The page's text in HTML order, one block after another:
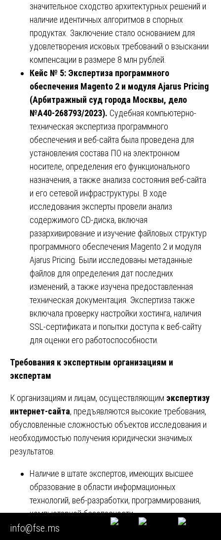
значительное сходство архитектурных решений и
наличие идентичных алгоритмов в спорных
продуктах. Заключение стало основанием для
удовлетворения исковых требований о взыскании
компенсации в размере 8 млн рублей.
Кейс № 5: Экспертиза программного
обеспечения Magento 2 и модуля Ajarus Pricing
(Арбитражный суд города Москвы, дело
№А40-268793/2023). Судебная компьютерно-
техническая экспертиза программного
обеспечения и веб-сайта была проведена для
установления состава ПО на электронном
носителе, определения его функционального
назначения, а также анализа состояния веб-сайта
и его сетевой инфраструктуры. В ходе
исследования эксперты провели анализ
содержимого CD-диска, включая
разархивирование и изучение файловых структур
программного обеспечения Magento 2 и модуля
Ajarus Pricing. Были исследованы метаданные
файлов для определения дат последних
изменений, а также изучена предоставленная
техническая документация. Экспертиза также
включала проверку настройки хостинга, наличия
SSL-сертификата и попытки доступа к веб-сайту
для оценки его работоспособности.
Требования к экспертным организациям и
экспертам
К организациям и лицам, осуществляющим экспертизу
интернет-сайта, предъявляются высокие требования,
обусловленные сложностью объектов исследования и
необходимостью получения юридически значимых
результатов.
Наличие в штате экспертов, имеющих высшее
образование в области информационных
технологий, веб-разработки, программирования,
компьютерной безопасности.
Владение специальными знаниями в области веб-
info@fse.ms